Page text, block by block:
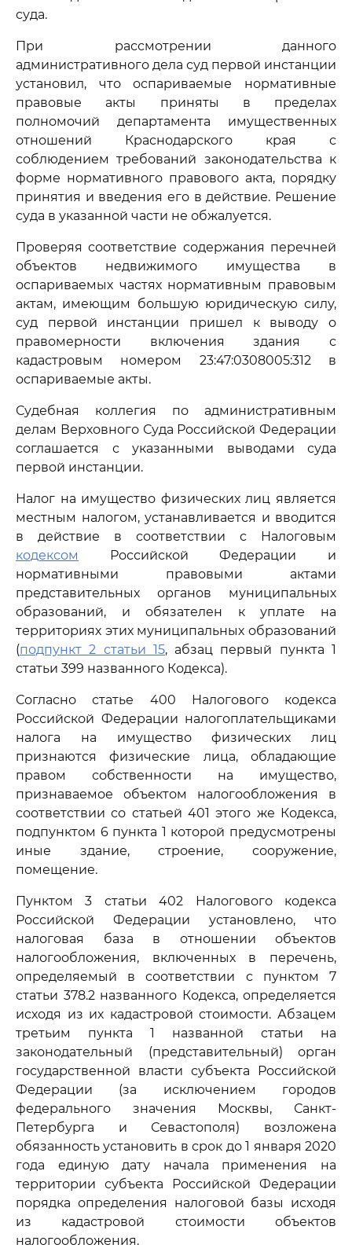
суда.
При рассмотрении данного
административного дела суд первой инстанции
установил, что оспариваемые нормативные
правовые акты приняты в пределах
полномочий департамента имущественных
отношений Краснодарского края с
соблюдением требований законодательства к
форме нормативного правового акта, порядку
принятия и введения его в действие. Решение
суда в указанной части не обжалуется.
Проверяя соответствие содержания перечней
объектов недвижимого имущества в
оспариваемых частях нормативным правовым
актам, имеющим большую юридическую силу,
суд первой инстанции пришел к выводу о
правомерности включения здания с
кадастровым номером 23:47:0308005:312 в
оспариваемые акты.
Судебная коллегия по административным
делам Верховного Суда Российской Федерации
соглашается с указанными выводами суда
первой инстанции.
Налог на имущество физических лиц является
местным налогом, устанавливается и вводится
в действие в соответствии с Налоговым
кодексом
Российской Федерации и
нормативными правовыми актами
представительных органов муниципальных
образований, и обязателен к уплате на
территориях этих муниципальных образований
(подпункт 2 статьи 15, абзац первый пункта 1
статьи 399 названного Кодекса).
Согласно статье 400 Налогового кодекса
Российской Федерации налогоплательщиками
налога на имущество физических лиц
признаются физические лица, обладающие
правом собственности на имущество,
признаваемое объектом налогообложения в
соответствии со статьей 401 этого же Кодекса,
подпунктом 6 пункта 1 которой предусмотрены
иные здание, строение, сооружение,
помещение.
Пунктом 3 статьи 402 Налогового кодекса
Российской Федерации установлено, что
налоговая база в отношении объектов
налогообложения, включенных в перечень,
определяемый в соответствии с пунктом 7
статьи 378.2 названного Кодекса, определяется
исходя из их кадастровой стоимости. Абзацем
третьим пункта 1 названной статьи на
законодательный (представительный) орган
государственной власти субъекта Российской
Федерации (за исключением городов
федерального значения Москвы, Санкт-
Петербурга и Севастополя) возложена
обязанность установить в срок до 1 января 2020
года единую дату начала применения на
территории субъекта Российской Федерации
порядка определения налоговой базы исходя
из кадастровой стоимости объектов
налогообложения.